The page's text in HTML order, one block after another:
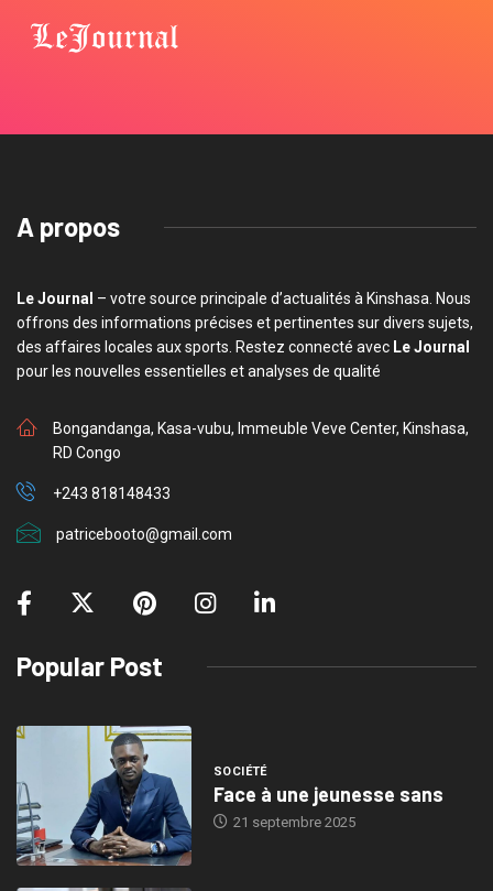
A propos
Le Journal – votre source principale d’actualités à Kinshasa. Nous
offrons des informations précises et pertinentes sur divers sujets,
des affaires locales aux sports. Restez connecté avec Le Journal
pour les nouvelles essentielles et analyses de qualité
Bongandanga, Kasa-vubu, Immeuble Veve Center, Kinshasa,
RD Congo
+243 818148433
patricebooto@gmail.com
Popular Post
SOCIÉTÉ
Face à une jeunesse sans
21 septembre 2025